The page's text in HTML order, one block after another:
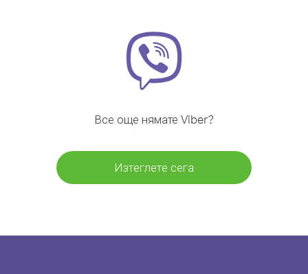
Все още нямате Viber?
Изтеглете сега